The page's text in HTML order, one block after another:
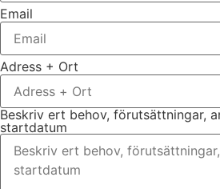
Email
Adress + Ort
Beskriv ert behov, förutsättningar,
startdatum